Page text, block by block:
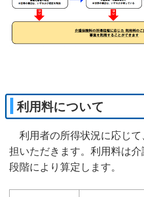
利用料について
利用者の所得状況に応じて
担いただきます。利用料は
段階により算定します。